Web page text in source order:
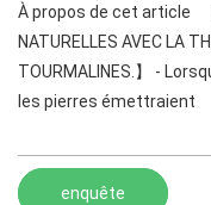
À propos de cet article 【
NATURELLES AVEC LA
TOURMALINES.】 -
les pierres émettraient
enquête